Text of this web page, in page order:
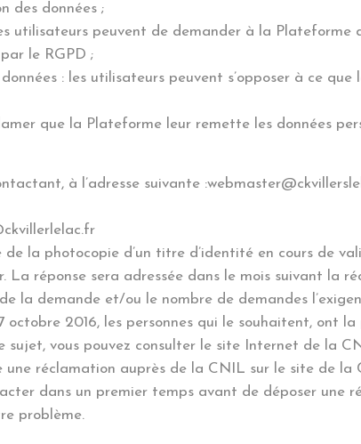
des données ;
utilisateurs peuvent de demander à la Plateforme
le RGPD ;
: les utilisateurs peuvent s’opposer à ce
que la Plateforme leur remette les données
à l’adresse suivante
la photocopie d’un titre d’identité en cours de
La réponse sera adressée dans le mois suivant la
la demande et/ou le nombre de demandes
octobre 2016, les personnes qui le souhaitent, ont
sujet, vous pouvez consulter le site Internet de la
une réclamation auprès de la CNIL sur le site de la
dans un premier temps avant de déposer une
problème.